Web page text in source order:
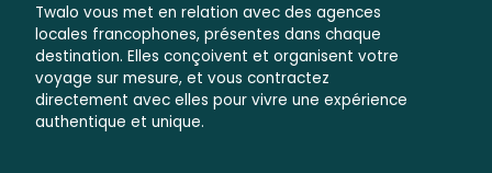
Twalo vous met en relation avec des agences
locales francophones, présentes dans chaque
destination. Elles conçoivent et organisent votre
voyage sur mesure, et vous contractez
directement avec elles pour vivre une expérience
authentique et unique.